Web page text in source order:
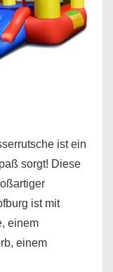
ist ein
sorgt! Diese
ist mit
einem
einem